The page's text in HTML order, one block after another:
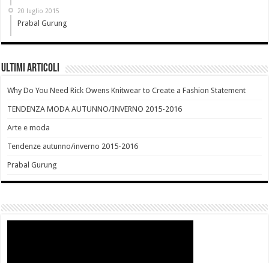
20 luglio 2015
Prabal Gurung
Ultimi Articoli
Why Do You Need Rick Owens Knitwear to Create a Fashion Statement
TENDENZA MODA AUTUNNO/INVERNO 2015-2016
Arte e moda
Tendenze autunno/inverno 2015-2016
Prabal Gurung